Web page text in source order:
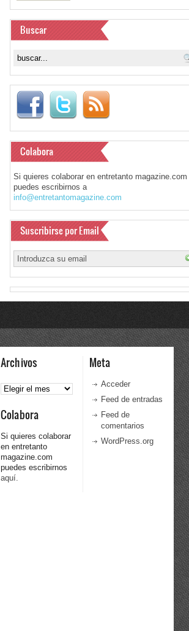
Buscar
Colabora
Si quieres colaborar en entretanto magazine.com
puedes escribirnos a
info@entretantomagazine.com
Suscribirse por Email
Archivos
Archivos
Colabora
Si quieres colaborar
en entretanto
magazine.com
puedes escribirnos
aquí.
Meta
Acceder
Feed de entradas
Feed de
comentarios
WordPress.org